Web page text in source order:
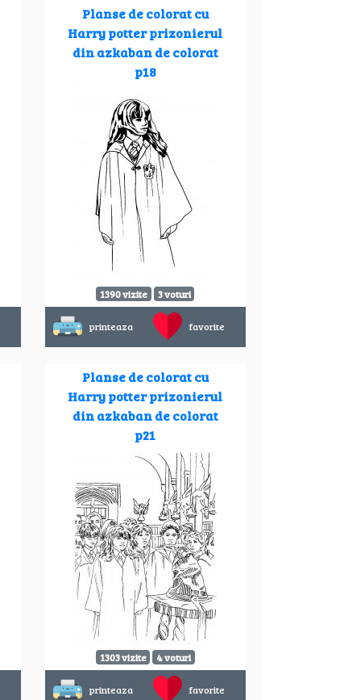
Planse de colorat cu
Harry potter prizonierul
din azkaban de colorat
p18
1390 vizite 3 voturi
printeaza favorite
Planse de colorat cu
Harry potter prizonierul
din azkaban de colorat
p21
1303 vizite 4 voturi
printeaza favorite